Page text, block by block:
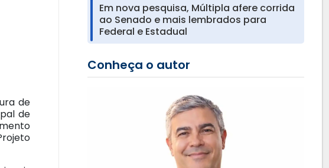
de
de
Em nova pesquisa, Múltipla afere corrida
ao Senado e mais lembrados para
Federal e Estadual
Conheça o autor